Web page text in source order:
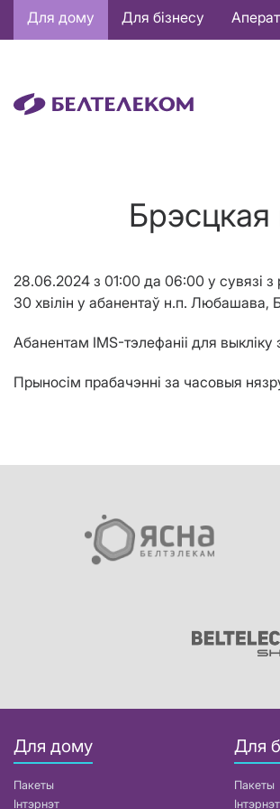
Основная
навигация
Для дому Для бізнесу
Брэсцкая
28.06.2024 з 01:00 да 06:00 у сувязі з
30 хвілін у абанентаў н.п. Любашава,
Абанентам IMS-тэлефаніі для
Прыносім прабачэнні за часовыя
Для дому
Пакеты
Інтэрнэт
Для
Пакеты
Інтэрнэт